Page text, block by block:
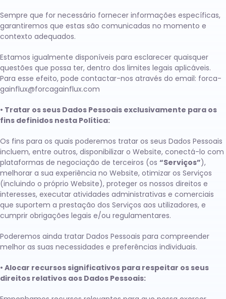
Sempre que for necessário fornecer informações específicas,
garantiremos que estas são comunicadas no momento e
contexto adequados.
Estamos igualmente disponíveis para esclarecer quaisquer
questões que possa ter, dentro dos limites legais aplicáveis.
Para esse efeito, pode contactar-nos através do email: forca-
gainflux@forcagainflux.com
• Tratar os seus Dados Pessoais exclusivamente para os
fins definidos nesta Política:
Os fins para os quais poderemos tratar os seus Dados Pessoais
incluem, entre outros, disponibilizar o Website, conectá-lo com
plataformas de negociação de terceiros (os “Serviços”),
melhorar a sua experiência no Website, otimizar os Serviços
(incluindo o próprio Website), proteger os nossos direitos e
interesses, executar atividades administrativas e comerciais
que suportem a prestação dos Serviços aos utilizadores, e
cumprir obrigações legais e/ou regulamentares.
Poderemos ainda tratar Dados Pessoais para compreender
melhor as suas necessidades e preferências individuais.
• Alocar recursos significativos para respeitar os seus
direitos relativos aos Dados Pessoais: